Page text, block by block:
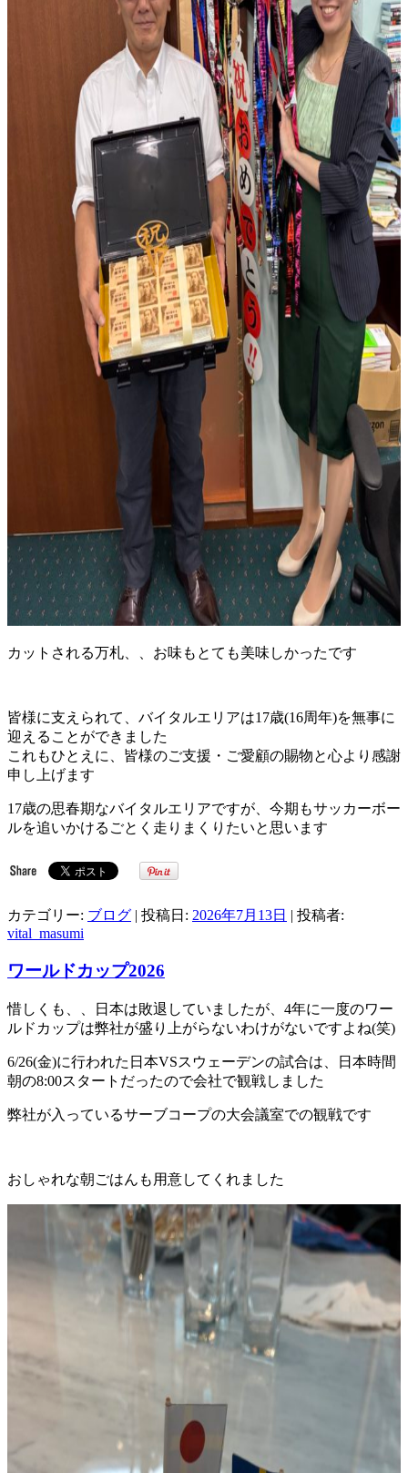
カットされる万札、、お味もとても美味しかったです
皆様に支えられて、バイタルエリアは17歳(16周年)を無事に
迎えることができました
これもひとえに、皆様のご支援・ご愛顧の賜物と心より感謝
申し上げます
17歳の思春期なバイタルエリアですが、今期もサッカーボー
ルを追いかけるごとく走りまくりたいと思います
カテゴリー: ブログ | 投稿日: 2026年7月13日 | 投稿者:
vital_masumi
ワールドカップ2026
惜しくも、、日本は敗退していましたが、4年に一度のワー
ルドカップは弊社が盛り上がらないわけがないですよね(笑)
6/26(金)に行われた日本VSスウェーデンの試合は、日本時間
朝の8:00スタートだったので会社で観戦しました
弊社が入っているサーブコープの大会議室での観戦です
おしゃれな朝ごはんも用意してくれました